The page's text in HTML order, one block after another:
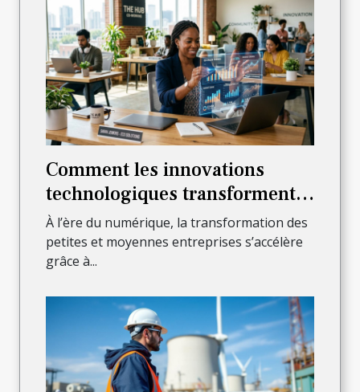
Comment les innovations
technologiques transforment-
elles la gestion des PME ?
À l’ère du numérique, la transformation des
petites et moyennes entreprises s’accélère
grâce à...